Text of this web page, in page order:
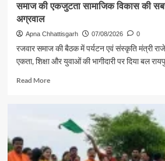
समाज की एकजुटता सामाजिक विकास की
अग्रवाल
Apna Chhattisgarh 07/08/2026 0
रजवार समाज की बैठक में पर्यटन एवं संस्कृति मंत्री
एकता, शिक्षा और युवाओं की भागीदारी पर दिया बल
Read MoreRead
एकजुटता
सामाजिक
विकास